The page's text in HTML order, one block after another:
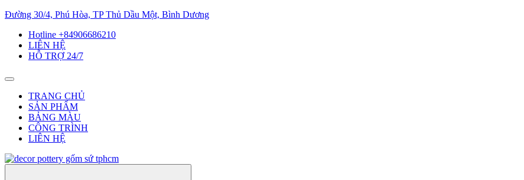
Đường 30/4, Phú Hòa, TP Thủ Dầu Một, Bình Dương
Hotline +84906686210
LIÊN HỆ
HỖ TRỢ 24/7
TRANG CHỦ
SẢN PHẨM
BẢNG MÀU
CÔNG TRÌNH
LIÊN HỆ